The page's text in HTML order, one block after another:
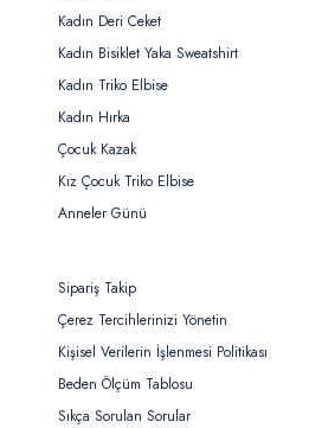
Kadın Deri Ceket
Kadın Bisiklet Yaka Sweatshirt
Kadın Triko Elbise
Kadın Hırka
Çocuk Kazak
Kız Çocuk Triko Elbise
Anneler Günü
Sipariş Takip
Çerez Tercihlerinizi Yönetin
Kişisel Verilerin İşlenmesi Politikası
Beden Ölçüm Tablosu
Sıkça Sorulan Sorular